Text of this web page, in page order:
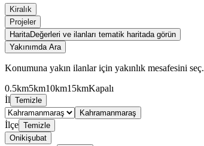
Kiralık
Projeler
HaritaDeğerleri ve ilanları tematik haritada görün
Yakınımda Ara
Konumuna yakın ilanlar için yakınlık mesafesini seç.
0.5km5km10km15kmKapalı
İl Temizle
Kahramanmaraş
İlçe Temizle
Onikişubat